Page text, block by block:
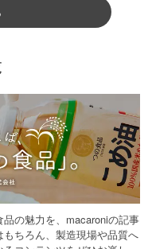
の魅力を、macaroniの記事
ちろん、製造現場や品質へ